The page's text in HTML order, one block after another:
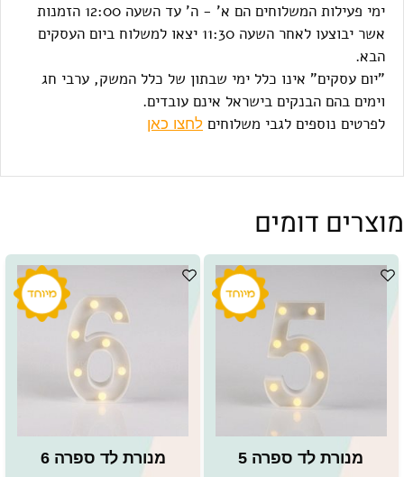
ימי פעילות המשלוחים הם א' - ה' עד השעה 12:00 הזמנות
אשר יבוצעו לאחר השעה 11:30 יצאו למשלוח ביום העסקים
הבא.
"יום עסקים" אינו כלל ימי שבתון של כלל המשק, ערבי חג
וימים בהם הבנקים בישראל אינם עובדים.
לפרטים נוספים לגבי משלוחים לחצו כאן
מוצרים דומים
מנורת לד ספרה 5 מנורת לד ספרה 6